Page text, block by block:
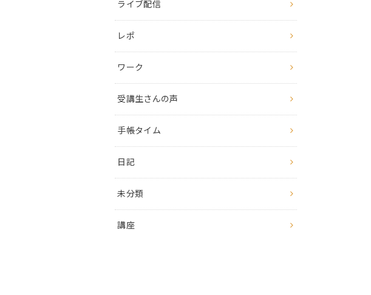
ライブ配信
レポ
ワーク
受講生さんの声
手帳タイム
日記
未分類
講座